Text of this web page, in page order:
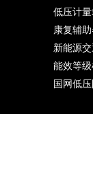
低压计
康复辅
新能源
能效等
国网低